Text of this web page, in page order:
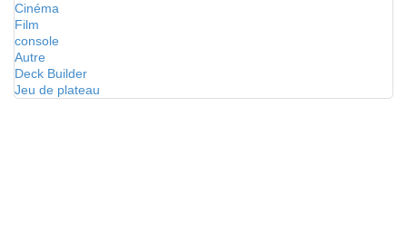
Cinéma
Film
console
Autre
Deck Builder
Jeu de plateau